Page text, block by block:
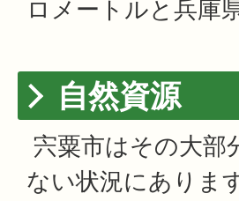
ロメートルと兵庫
自然資源
宍粟市はその大部
ない状況にあります